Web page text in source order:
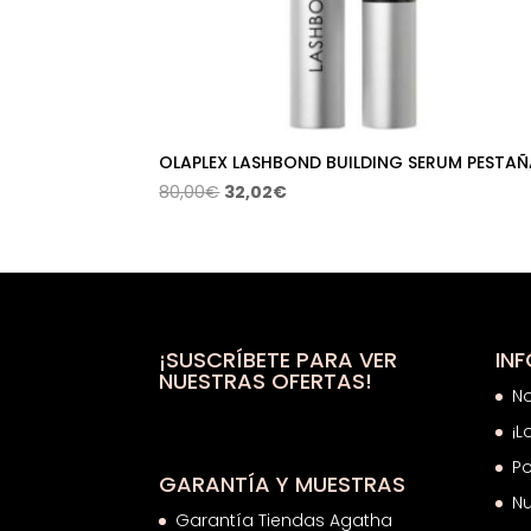
OLAPLEX LASHBOND BUILDING SERUM
80,00€ El
era:
32,02€El
es:
¡SUSCRÍBETE PARA VER
NUESTRAS OFERTAS!
GARANTÍA Y MUESTRAS
Garantía Tiendas Agatha